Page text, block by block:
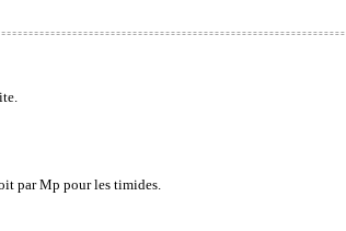
par Mp pour les timides.